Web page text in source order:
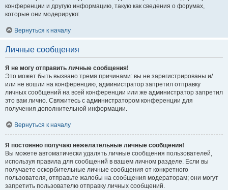
конференции и другую информацию, такую как сведения о форумах,
которые они модерируют.
Вернуться к началу
Личные сообщения
Я не могу отправить личные сообщения!
Это может быть вызвано тремя причинами: вы не зарегистрированы и/
или не вошли на конференцию, администратор запретил отправку
личных сообщений на всей конференции или же администратор запретил
это вам лично. Свяжитесь с администратором конференции для
получения дополнительной информации.
Вернуться к началу
Я постоянно получаю нежелательные личные сообщения!
Вы можете автоматически удалять личные сообщения пользователей,
используя правила для сообщений в вашем личном разделе. Если вы
получаете оскорбительные личные сообщения от конкретного
пользователя, отправьте жалобы на сообщения модераторам; они могут
запретить пользователю отправку личных сообщений.